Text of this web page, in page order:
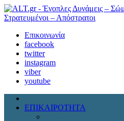
Επικοινωνία
facebook
twitter
instagram
viber
youtube
ΕΠΙΚΑΙΡΟΤΗΤΑ